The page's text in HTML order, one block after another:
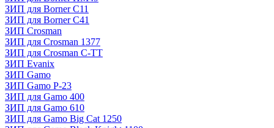
ЗИП для Borner С11
ЗИП для Borner С41
ЗИП Crosman
ЗИП для Crosman 1377
ЗИП для Crosman C-TT
ЗИП Evanix
ЗИП Gamo
ЗИП Gamo P-23
ЗИП для Gamo 400
ЗИП для Gamo 610
ЗИП для Gamo Big Cat 1250